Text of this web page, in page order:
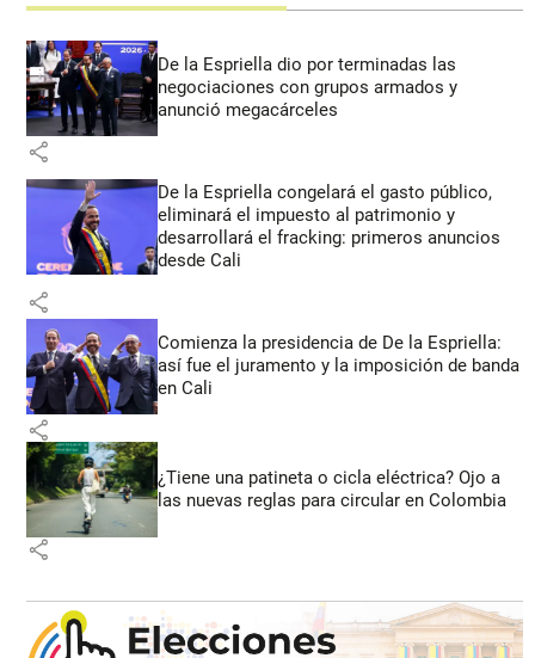
De la Espriella dio por terminadas las
negociaciones con grupos armados y
anunció megacárceles
share
De la Espriella congelará el gasto público,
eliminará el impuesto al patrimonio y
desarrollará el fracking: primeros anuncios
desde Cali
share
Comienza la presidencia de De la Espriella:
así fue el juramento y la imposición de banda
en Cali
share
¿Tiene una patineta o cicla eléctrica? Ojo a
las nuevas reglas para circular en Colombia
share